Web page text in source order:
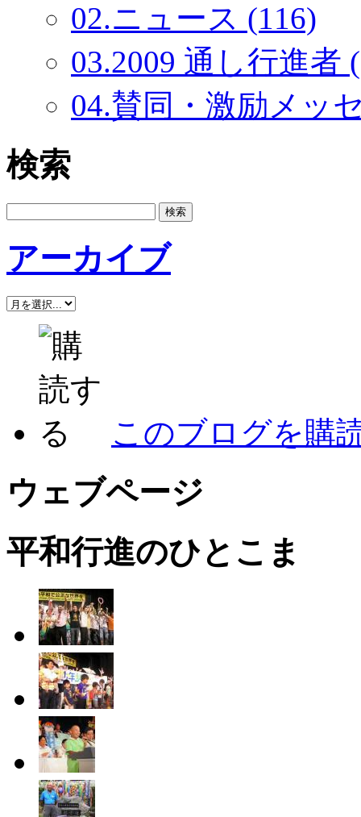
02.ニュース (116)
03.2009 通し行進者
04.賛同・激励メッ
検索
アーカイブ
このブログを購
ウェブページ
平和行進のひとこま